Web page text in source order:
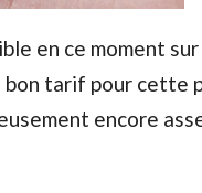
en ce moment
bon tarif pour cette
encore